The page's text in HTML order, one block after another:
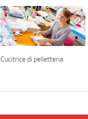
Cucitrice di pelletteria